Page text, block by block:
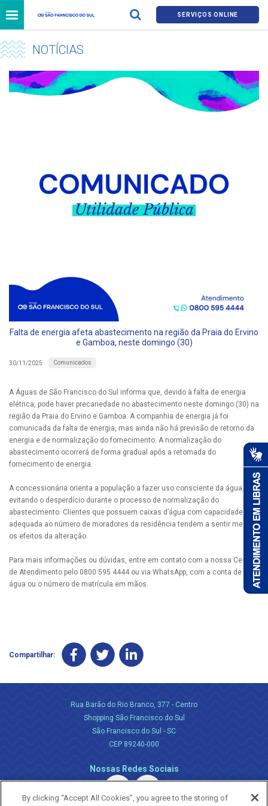
SERVIÇOS ONLINE
NOTÍCIAS
Falta de energia afeta abastecimento na região da Praia do Ervino
e Gamboa, neste domingo (30)
30/11/2025 Comunicados
A Águas de São Francisco do Sul informa que, devido à falta de energia
elétrica, pode haver precariedade no abastecimento neste domingo (30) na
região da Praia do Ervino e Gamboa. A companhia de energia já foi
comunicada da falta de energia, mas ainda não há previsão de retorno da
energia e de normalização do fornecimento. A normalização do
abastecimento ocorrerá de forma gradual após a retomada do
fornecimento de energia.
A concessionária orienta a população a fazer uso consciente da água,
evitando o desperdício durante o processo de normalização do
abastecimento. Clientes que possuem caixas d’água com capacidade
adequada ao número de moradores da residência tendem a sentir menos
os efeitos da alteração.
Para mais informações ou dúvidas, entre em contato com a nossa Central
de Atendimento pelo 0800 595 4444 ou via WhatsApp, com a conta de
água ou o número de matrícula em mãos.
Compartilhar:
Rua Barão do Rio Branco, 377 - Centro
Shopping São Francisco do Sul
São Francisco do Sul - SC
CEP 89240-000
Nossas Redes Sociais
By clicking “Accept All Cookies”, you agree to the storing of